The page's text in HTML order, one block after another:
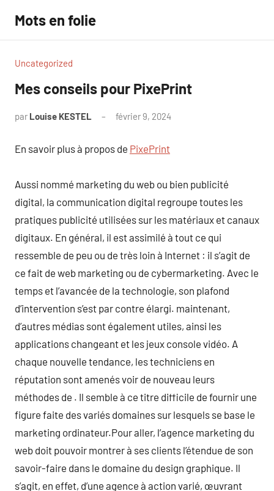
contenu
Mots en folie
Uncategorized
Mes conseils pour PixePrint
par Louise KESTEL février 9, 2024
En savoir plus à propos de PixePrint
Aussi nommé marketing du web ou bien publicité
digital, la communication digital regroupe toutes les
pratiques publicité utilisées sur les matériaux et canaux
digitaux. En général, il est assimilé à tout ce qui
ressemble de peu ou de très loin à Internet : il s’agit de
ce fait de web marketing ou de cybermarketing. Avec le
temps et l’avancée de la technologie, son plafond
d’intervention s’est par contre élargi. maintenant,
d’autres médias sont également utiles, ainsi les
applications changeant et les jeux console vidéo. A
chaque nouvelle tendance, les techniciens en
réputation sont amenés voir de nouveau leurs
méthodes de . Il semble à ce titre difficile de fournir une
figure faite des variés domaines sur lesquels se base le
marketing ordinateur.Pour aller, l’agence marketing du
web doit pouvoir montrer à ses clients l’étendue de son
savoir-faire dans le domaine du design graphique. Il
s’agit, en effet, d’une agence à action varié, œuvrant